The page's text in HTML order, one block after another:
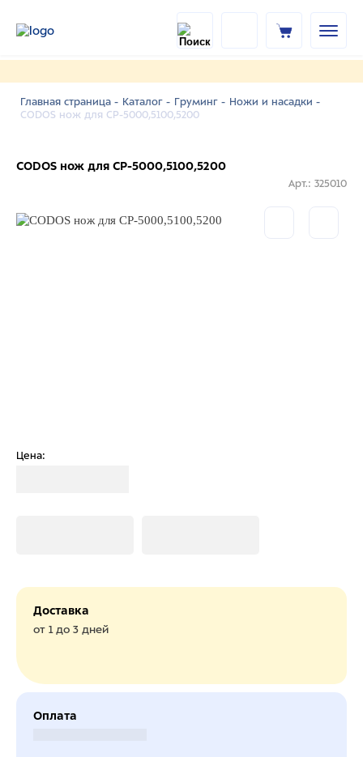
Главная страница - Каталог - Груминг - Ножи и насадки -
CODOS нож для СР-5000,5100,5200
CODOS нож для СР-5000,5100,5200
Арт.: 325010
Цена:
Доставка
от 1 до 3 дней
Оплата